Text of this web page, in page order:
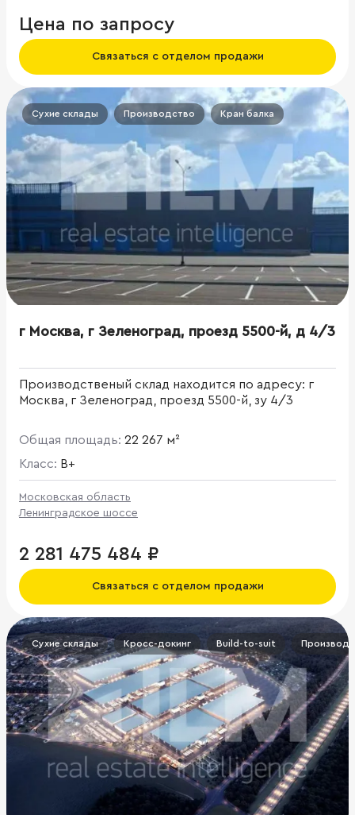
Цена по запросу
Связаться с отделом продажи
Сухие склады Производство Кран балка
г Москва, г Зеленоград, проезд 5500-й, д 4/3
Производственый склад находится по адресу: г
Москва, г Зеленоград, проезд 5500-й, зу 4/3
Общая площадь: 22 267 м²
Класс: B+
Московская область
Ленинградское шоссе
2 281 475 484 ₽
Связаться с отделом продажи
Сухие склады Кросс-докинг Build-to-suit